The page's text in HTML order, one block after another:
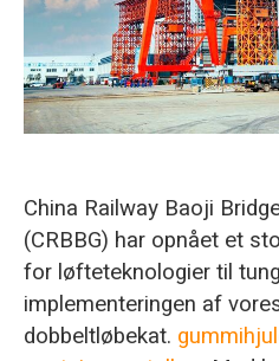
China Railway Baoji
(CRBBG) har opnået et
for løfteteknologier til
implementeringen af
dobbeltløbekat.